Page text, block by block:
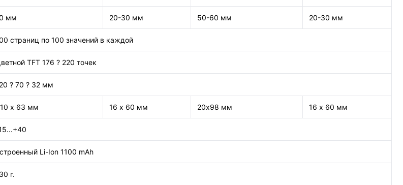
мм 20-30 мм 50-60 мм 20-30 мм
страниц по 100 значений в каждой
TFT 176 ? 220 точек
? 70 ? 32 мм
х 63 мм 16 х 60 мм 20х98 мм 16 х 60 мм
Li-Ion 1100 mAh
г.